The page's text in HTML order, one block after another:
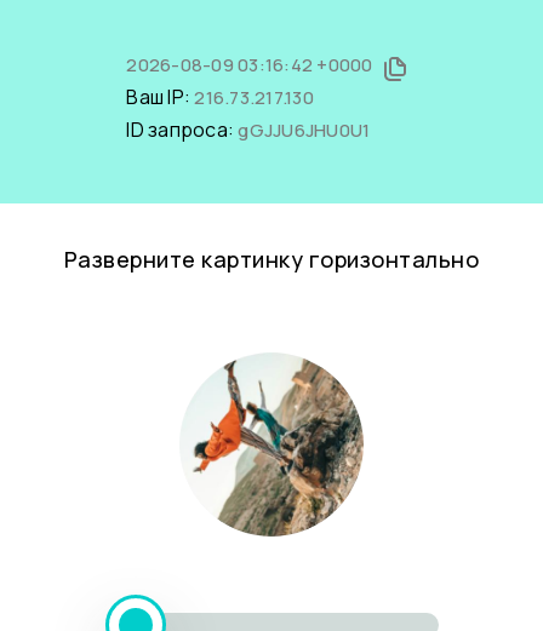
2026-08-09 03:16:42 +0000
Ваш IP:216.73.217.130
ID запроса:gGJJU6JHU0U1
Разверните картинку горизонтально